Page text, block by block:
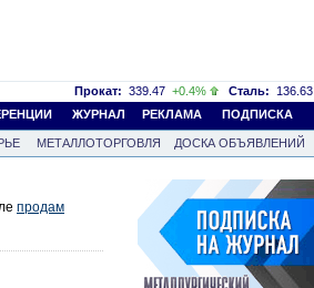
Прокат: 339.47 +0.4% Сталь: 136.63
ЖУРНАЛ РЕКЛАМА ПОДПИСКА
МЕТАЛЛОТОРГОВЛЯ
ДОСКА ОБЪЯВЛЕНИЙ
продам